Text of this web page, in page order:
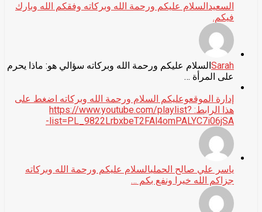
السعيد السلام عليكم ورحمة الله وبركاته وفقكم الله وبارك
فيكم.
Sarah السلام عليكم ورحمة الله وبركاته سؤالي هو: ماذا يحرم
على المرأة …
إدارة الموقعوعليكم السلام ورحمة الله وبركاته اضغط على
هذا الرابط: https://www.youtube.com/playlist?
list=PL_9822LrbxbeT2FAl4omPALYC7i06jSA-
ياسر علي صالح الحمليالسلام عليكم ورحمة الله وبركاته
جزاكم الله خيرا ونفع بكم …